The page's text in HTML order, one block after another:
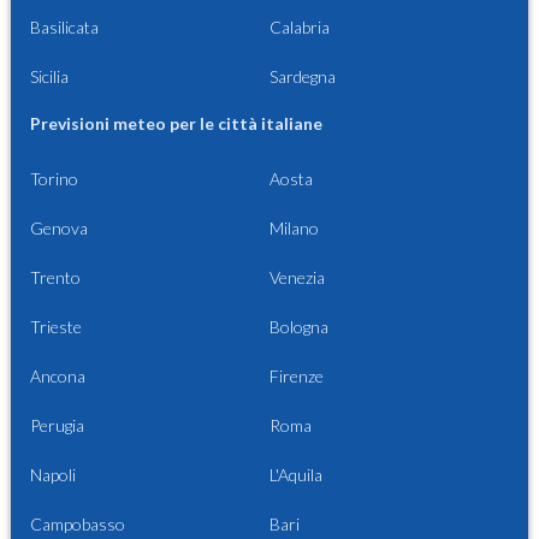
Basilicata Calabria
Sicilia Sardegna
Previsioni meteo per le città italiane
Torino Aosta
Genova Milano
Trento Venezia
Trieste Bologna
Ancona Firenze
Perugia Roma
Napoli L'Aquila
Campobasso Bari